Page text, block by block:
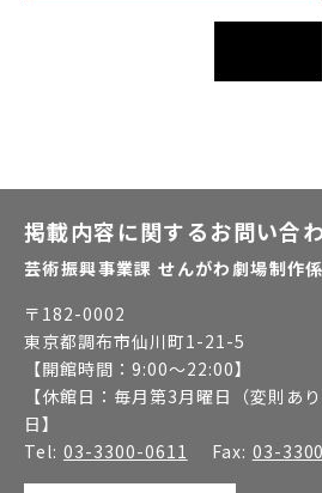
掲載内容に関するお問い合
芸術振興事業課 せんがわ劇場制作係
〒 182-0002
東京都調布市仙川町1-21-5
【開館時間： 9:00～22:00】
【休館日： 毎月第3月曜日（変則あ
日】
Tel: 03-3300-0611 Fax: 03-